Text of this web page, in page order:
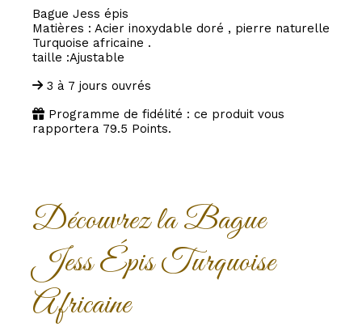
Bague Jess épis
Matières : Acier inoxydable doré , pierre naturelle
Turquoise africaine .
taille :Ajustable
3 à 7 jours ouvrés
Programme de fidélité : ce produit vous
rapportera 79.5 Points.
Découvrez la Bague
Jess Épis Turquoise
Africaine